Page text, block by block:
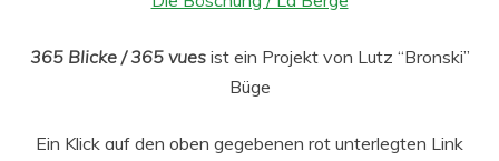
365 Blicke / 365 vuesist ein Projekt von Lutz “Bronski”
Büge
Ein Klick auf den oben gegebenen rot unterlegten Link